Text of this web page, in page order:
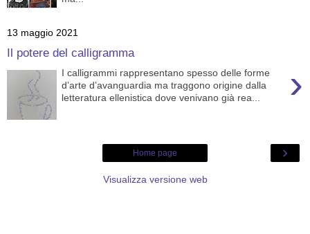
13 maggio 2021
Il potere del calligramma
›
I calligrammi rappresentano spesso delle forme
d’arte d’avanguardia ma traggono origine dalla
letteratura ellenistica dove venivano già rea...
›
Home page
Visualizza versione web